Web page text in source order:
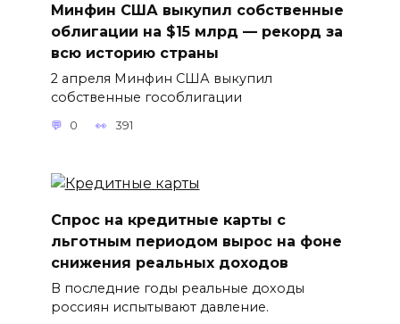
Минфин США выкупил собственные
облигации на $15 млрд — рекорд за
всю историю страны
2 апреля Минфин США выкупил
собственные гособлигации
0 391
Спрос на кредитные карты с
льготным периодом вырос на фоне
снижения реальных доходов
В последние годы реальные доходы
россиян испытывают давление.